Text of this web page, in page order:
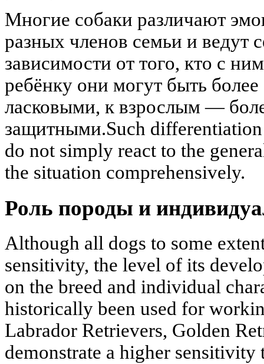
Многие собаки различают
разных членов семьи и ведут
зависимости от того, кто с
ребёнку они могут быть
ласковыми, к взрослым —
защитными.Such
do not simply react to the
the situation comprehensively.
Роль породы и
Although all dogs to some
sensitivity, the level of its
on the breed and individual
historically been used for
Labrador Retrievers, Golden
demonstrate a higher sensitivity